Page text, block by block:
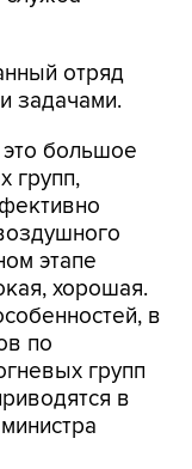
отряд
задачами.
большое
групп,
этапе
хорошая.
в
по
групп
в